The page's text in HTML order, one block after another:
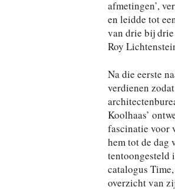
afmetingen’,
en leidde tot
van drie bij drie
Roy
Na die eerste
verdienen
Koolhaas’
fascinatie voor
hem tot de dag
tentoongesteld
catalogus
overzicht van